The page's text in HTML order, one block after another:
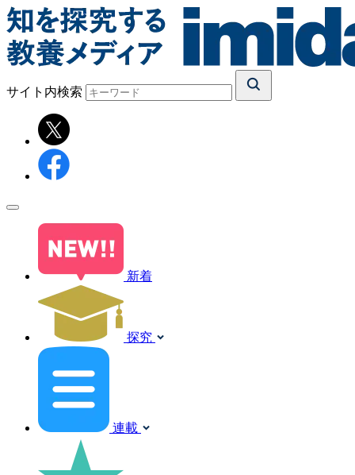
サイト内検索
新着
探究
連載